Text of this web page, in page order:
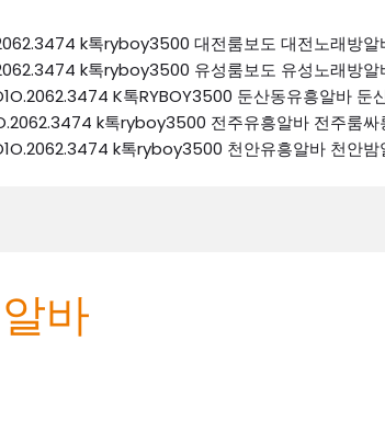
k톡ryboy3500 대전룸보도 대전노래방알
k톡ryboy3500 유성룸보도 유성노래방알
K톡RYBOY3500 둔산동유흥알바 둔
k톡ryboy3500 전주유흥알바 전주룸싸
k톡ryboy3500 천안유흥알바 천안밤
바